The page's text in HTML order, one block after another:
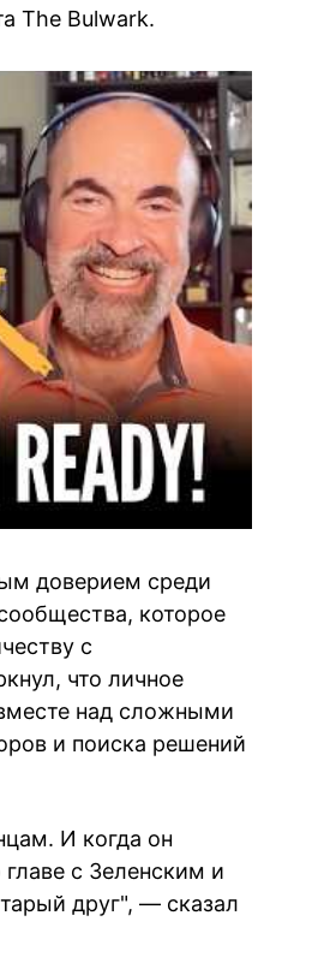
The Bulwark.
доверием среди
которое
с
что личное
над сложными
и поиска решений
И когда он
с Зеленским и
друг", — сказал